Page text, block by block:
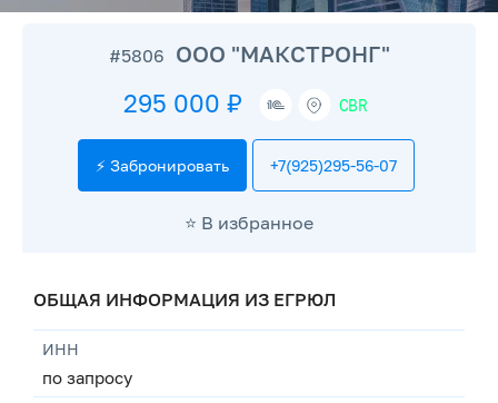
#5806 ООО "МАКСТРОНГ"
295 000 ₽ CBR
⚡ Забронировать +7(925)295-56-07
⭐️ В избранное
ОБЩАЯ ИНФОРМАЦИЯ ИЗ ЕГРЮЛ
ИНН
по запросу